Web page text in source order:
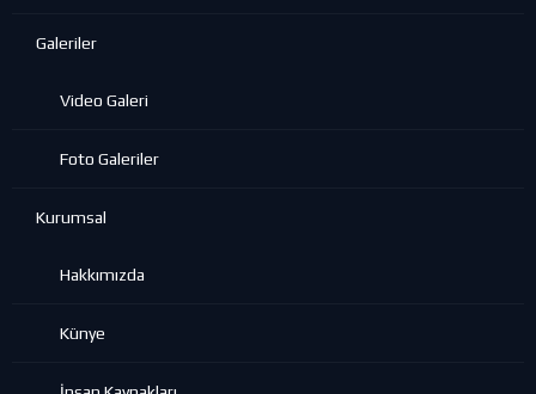
Galeriler
Video Galeri
Foto Galeriler
Kurumsal
Hakkımızda
Künye